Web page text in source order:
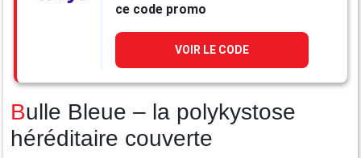
ce code promo
VOIR LE CODE
Bulle Bleue – la polykystose
héréditaire couverte